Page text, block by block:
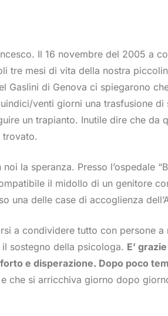
Il 16 novembre del 2005 a
tre mesi di vita della nostra
Gaslini di Genova ci spiegarono
venti giorni una trasfusione
un trapianto. Inutile dire che da
trovato.
noi la speranza. Presso l’ospedale
il midollo di un genitore
delle case di accoglienza
a condividere tutto con persone
sostegno della psicologa. E’
e disperazione. Dopo poco
che si arricchiva giorno dopo